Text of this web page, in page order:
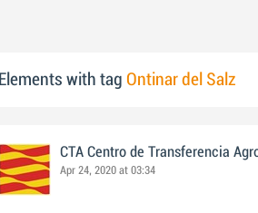
Elements with tag Ontinar del Salz
CTA Centro de Transferencia
Apr 24, 2020 at 03:34